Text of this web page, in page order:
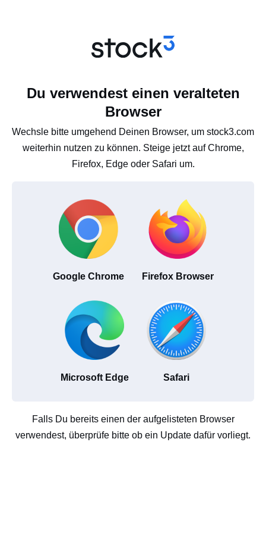
Du verwendest einen veralteten
Browser
Wechsle bitte umgehend Deinen Browser, um stock3.com
weiterhin nutzen zu können. Steige jetzt auf Chrome,
Firefox, Edge oder Safari um.
Google Chrome Firefox Browser
Microsoft Edge Safari
Falls Du bereits einen der aufgelisteten Browser
verwendest, überprüfe bitte ob ein Update dafür vorliegt.